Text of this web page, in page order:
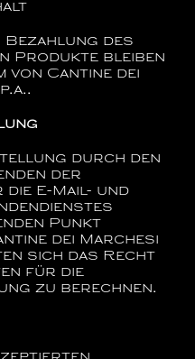
des
Produkte bleiben
von Cantine dei
durch den
der
E-Mail- und
Punkt
dei Marchesi
sich das Recht
für die
zu berechnen.